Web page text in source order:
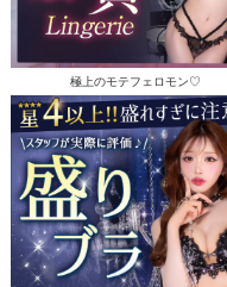
極上のモテフェロモン♡